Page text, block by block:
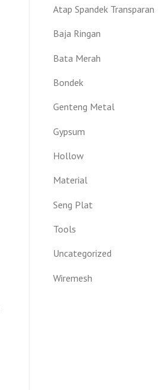
Atap Spandek Transparan
Baja Ringan
Bata Merah
Bondek
Genteng Metal
Gypsum
Hollow
Material
Seng Plat
Tools
Uncategorized
Wiremesh